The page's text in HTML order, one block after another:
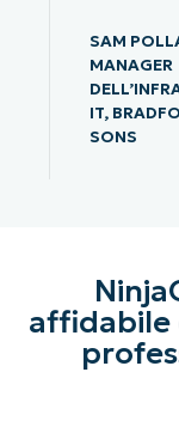
SAM
MANAGER
IT,
SONS
affidabile